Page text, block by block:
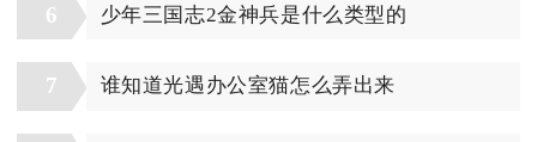
6 少年三国志2金神兵是什么类型的
7 谁知道光遇办公室猫怎么弄出来